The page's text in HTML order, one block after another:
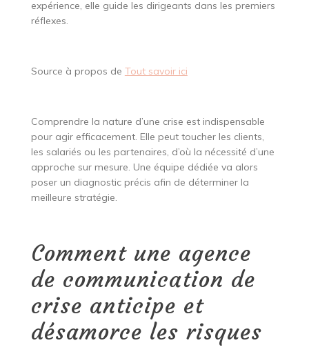
expérience, elle guide les dirigeants dans les premiers
réflexes.
Source à propos de Tout savoir ici
Comprendre la nature d’une crise est indispensable
pour agir efficacement. Elle peut toucher les clients,
les salariés ou les partenaires, d’où la nécessité d’une
approche sur mesure. Une équipe dédiée va alors
poser un diagnostic précis afin de déterminer la
meilleure stratégie.
Comment une agence
de communication de
crise anticipe et
désamorce les risques